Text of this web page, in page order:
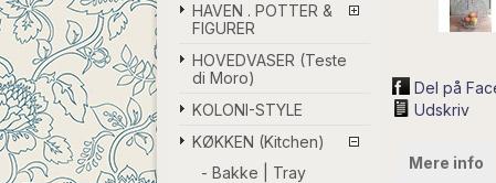
HAVEN . POTTER &
FIGURER
HOVEDVASER (Teste
di Moro)
KOLONI-STYLE
KØKKEN (Kitchen)
- Bakke | Tray
Del på
Udskriv
Mere info